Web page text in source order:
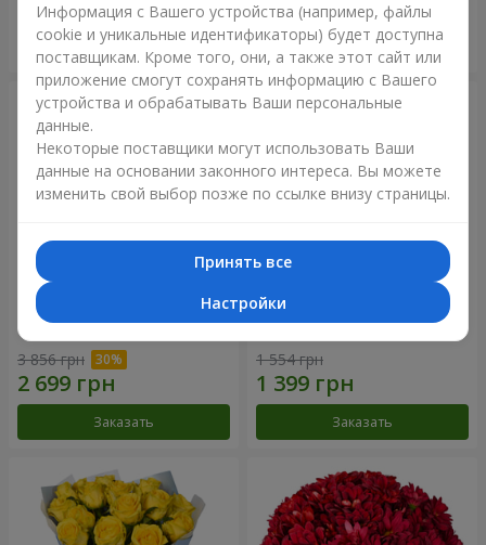
Заказать Заказать
Букет "Крещатик"
3 856 грн
Заказать
Букет "Мы и лето"
1 554 грн
Заказать
Информация с Вашего устройства (например, файлы
cookie и уникальные идентификаторы) будет доступна
поставщикам. Кроме того, они, а также этот сайт или
приложение смогут сохранять информацию с Вашего
устройства и обрабатывать Ваши персональные
данные.
Некоторые поставщики могут использовать Ваши
данные на основании законного интереса. Вы можете
изменить свой выбор позже по ссылке внизу страницы.
Принять все
Настройки